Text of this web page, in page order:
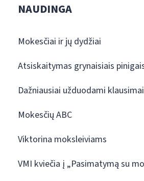
NAUDINGA
Mokesčiai ir jų dydžiai
Atsiskaitymas grynaisiais
Dažniausiai užduodami klausimai
Mokesčių ABC
Viktorina moksleiviams
VMI kviečia į „Pasimatymą su